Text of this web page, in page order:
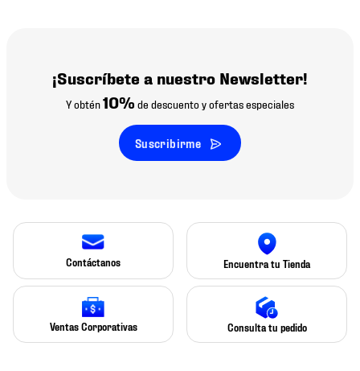
¡Suscríbete a nuestro Newsletter!
Y obtén10% de descuento y ofertas especiales
Suscribirme
Contáctanos Encuentra tu Tienda
Ventas Corporativas Consulta tu pedido